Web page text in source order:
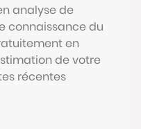
analyse de
connaissance du
en
de votre
récentes